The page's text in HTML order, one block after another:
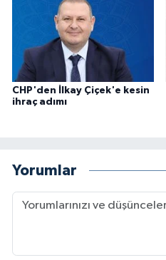
CHP'den İlkay Çiçek'e kesin
ihraç adımı
Yorumlar